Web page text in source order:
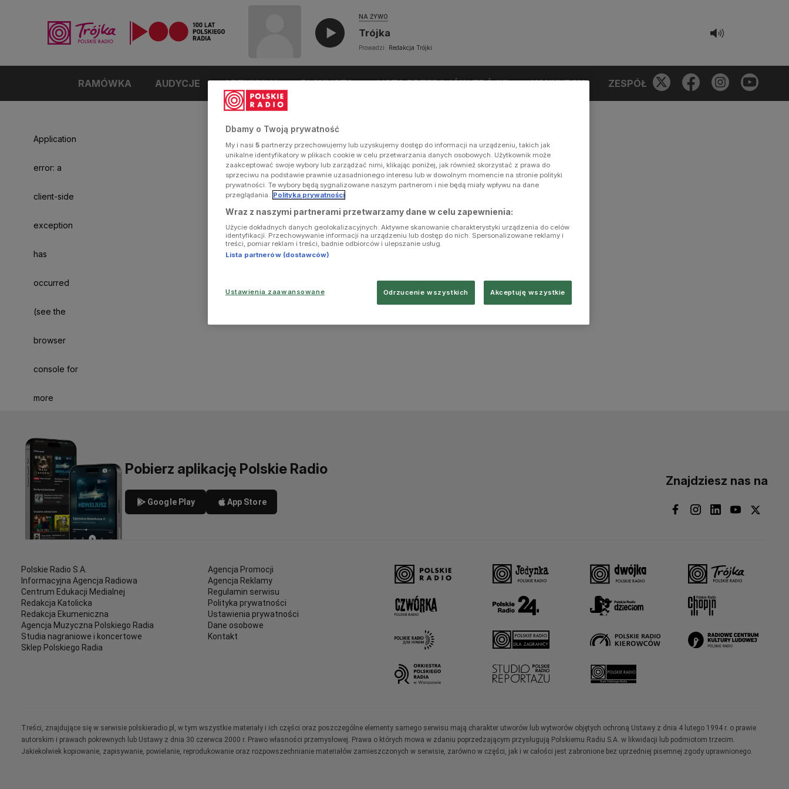
NA ŻYWO
Trójka
Prowadzi: Redakcja Trójki
RAMÓWKA AUDYCJE ARTYKUŁY PLAYLISTA LISTA PRZEBOJÓW TRÓJKI KONKURSY ZESPÓŁ
Application
error: a
client-side
exception
has
occurred
(see the
browser
console for
more
Pobierz aplikację Polskie Radio
Google Play App Store
Znajdziesz nas na
Polskie Radio S.A.
Informacyjna Agencja Radiowa
Centrum Edukacji Medialnej
Redakcja Katolicka
Redakcja Ekumeniczna
Agencja Muzyczna Polskiego Radia
Studia nagraniowe i koncertowe
Sklep Polskiego Radia
Agencja Promocji
Agencja Reklamy
Regulamin serwisu
Polityka prywatności
Ustawienia prywatności
Dane osobowe
Kontakt
Treści, znajdujące się w serwisie polskieradio.pl, w tym wszystkie materiały i ich części oraz poszczególne elementy samego serwisu mają charakter utworów lub wytworów objętych ochroną Ustawy z dnia 4 lutego 1994 r. o prawie
autorskim i prawach pokrewnych lub Ustawy z dnia 30 czerwca 2000 r. Prawo własności przemysłowej. Prawa o których mowa w zdaniu poprzedzającym przysługują Polskiemu Radiu S.A. w likwidacji lub podmiotom trzecim.
Jakiekolwiek kopiowanie, zapisywanie, powielanie, reprodukowanie oraz rozpowszechnianie materiałów zamieszczonych w serwisie, zarówno w części, jak i w całości jest zabronione bez uprzedniej pisemnej zgody uprawnionego.
Dbamy o Twoją prywatność
My i nasi 5 partnerzy przechowujemy lub uzyskujemy dostęp do informacji na urządzeniu, takich jak
unikalne identyfikatory w plikach cookie w celu przetwarzania danych osobowych. Użytkownik może
zaakceptować swoje wybory lub zarządzać nimi, klikając poniżej, jak również skorzystać z prawa do
sprzeciwu na podstawie prawnie uzasadnionego interesu lub w dowolnym momencie na stronie polityki
prywatności. Te wybory będą sygnalizowane naszym partnerom i nie będą miały wpływu na dane
przeglądania. Polityka prywatności
Wraz z naszymi partnerami przetwarzamy dane w celu zapewnienia:
Użycie dokładnych danych geolokalizacyjnych. Aktywne skanowanie charakterystyki urządzenia do celów
identyfikacji. Przechowywanie informacji na urządzeniu lub dostęp do nich. Spersonalizowane reklamy i
treści, pomiar reklam i treści, badnie odbiorców i ulepszanie usług.
Lista partnerów (dostawców)
Ustawienia zaawansowane Odrzucenie wszystkich Akceptuję wszystkie